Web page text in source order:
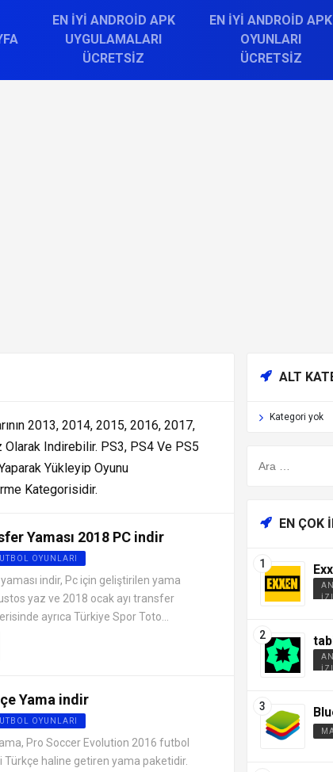
EN İYI ANDROID APK
UYGULAMALARI
ÜCRETSIZ
EN İYI ANDROID APK
OYUNLARI
ÜCRETSIZ
2013, 2014, 2015, 2016, 2017,
Indirebilir. PS3, PS4 Ve PS5
Yükleyip Oyunu
Kategorisidir.
Yaması 2018 PC indir
OYUNLARI
indir, Pc için geliştirilen yama
yaz ve 2018 ocak ayı transfer
ayrıca Türkiye Spor Toto...
Yama indir
OYUNLARI
Pro Soccer Evolution 2016 futbol
haline getiren yama paketidir.
ALT
Kategori yok
EN ÇOK